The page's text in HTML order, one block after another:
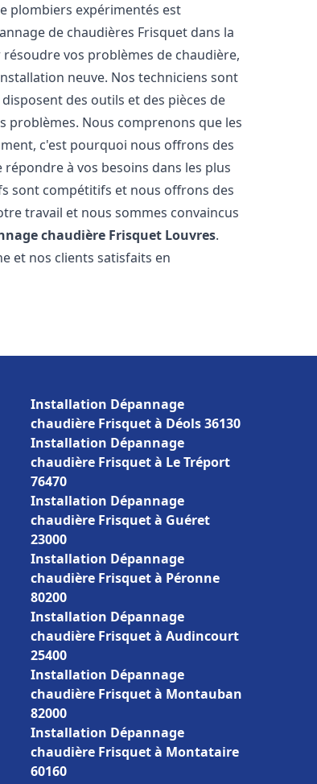
plombiers expérimentés est
de chaudières Frisquet dans la
vos problèmes de chaudière,
neuve. Nos techniciens sont
des outils et des pièces de
problèmes. Nous comprenons que les
c'est pourquoi nous offrons des
à vos besoins dans les plus
sont compétitifs et nous offrons des
travail et nous sommes convaincus
chaudière Frisquet Louvres.
et nos clients satisfaits en
Installation Dépannage
chaudière Frisquet à Déols 36130
Installation Dépannage
chaudière Frisquet à Le Tréport
76470
Installation Dépannage
chaudière Frisquet à Guéret
23000
Installation Dépannage
chaudière Frisquet à Péronne
80200
Installation Dépannage
chaudière Frisquet à Audincourt
25400
Installation Dépannage
chaudière Frisquet à Montauban
82000
Installation Dépannage
chaudière Frisquet à Montataire
60160